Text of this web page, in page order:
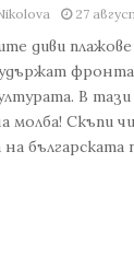
27
диви
фронта
В
молба! Скъпи
българската